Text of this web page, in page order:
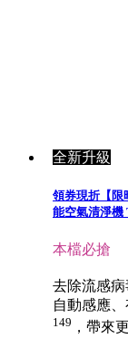
全新升級
領券現折【
能空氣清淨機
本檔必搶
去除流感病
自動感應
149 ，帶來